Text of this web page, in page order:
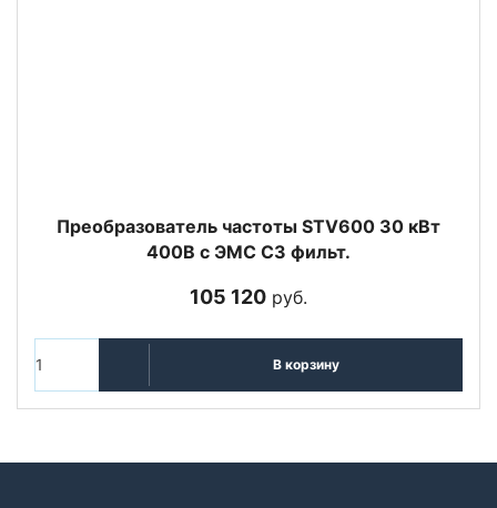
Преобразователь частоты STV600 30 кВт
400В с ЭМС C3 фильт.
105 120 руб.
В корзину